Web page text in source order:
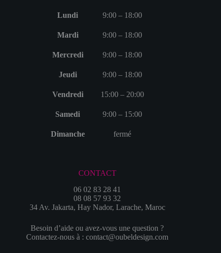
Lundi 9:00 – 18:00
Mardi 9:00 – 18:00
Mercredi 9:00 – 18:00
Jeudi 9:00 – 18:00
Vendredi 15:00 – 20:00
Samedi 9:00 – 15:00
Dimanche fermé
CONTACT
06 02 83 28 41
08 08 57 93 32
34 Av. Jakarta, Hay Nador, Larache, Maroc
Besoin d’aide ou avez-vous une question ?
Contactez-nous à : contact@oubeldesign.com